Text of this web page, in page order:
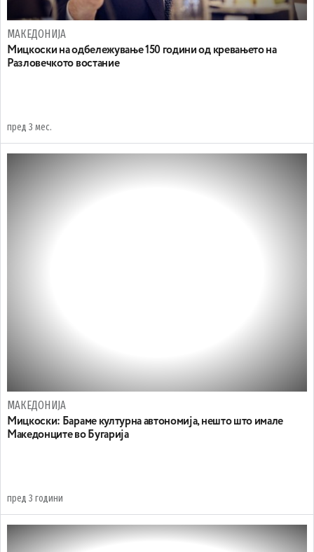
МАКЕДОНИЈА
Мицкоски на одбележување 150 години од кревањето на
Разловечкото востание
пред 3 мес.
МАКЕДОНИЈА
Мицкоски: Бараме културна автономија, нешто што имале
Македонците во Бугарија
пред 3 години